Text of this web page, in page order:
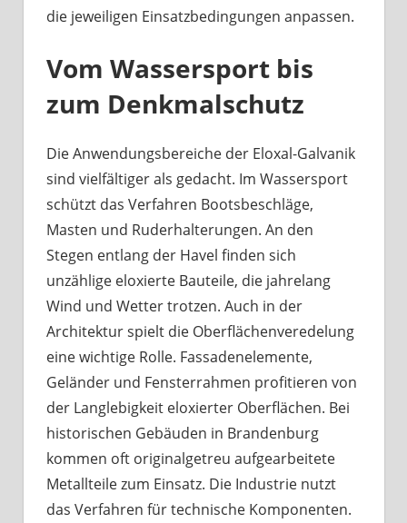
die jeweiligen Einsatzbedingungen anpassen.
Vom Wassersport bis
zum Denkmalschutz
Die Anwendungsbereiche der Eloxal-Galvanik
sind vielfältiger als gedacht. Im Wassersport
schützt das Verfahren Bootsbeschläge,
Masten und Ruderhalterungen. An den
Stegen entlang der Havel finden sich
unzählige eloxierte Bauteile, die jahrelang
Wind und Wetter trotzen. Auch in der
Architektur spielt die Oberflächenveredelung
eine wichtige Rolle. Fassadenelemente,
Geländer und Fensterrahmen profitieren von
der Langlebigkeit eloxierter Oberflächen. Bei
historischen Gebäuden in Brandenburg
kommen oft originalgetreu aufgearbeitete
Metallteile zum Einsatz. Die Industrie nutzt
das Verfahren für technische Komponenten.